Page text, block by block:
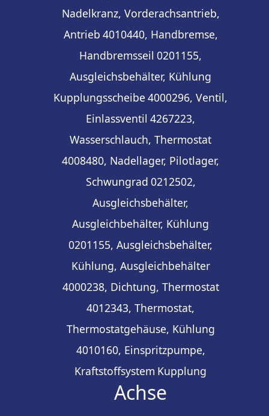
Nadelkranz, Vorderachsantrieb,
Antrieb 4010440, Handbremse,
Handbremsseil 0201155,
Ausgleichsbehälter, Kühlung
Kupplungsscheibe 4000296, Ventil,
Einlassventil 4267223,
Wasserschlauch, Thermostat
4008480, Nadellager, Pilotlager,
Schwungrad 0212502,
Ausgleichsbehälter,
Ausgleichbehälter, Kühlung
0201155, Ausgleichsbehälter,
Kühlung, Ausgleichbehälter
4000238, Dichtung, Thermostat
4012343, Thermostat,
Thermostatgehäuse, Kühlung
4010160, Einspritzpumpe,
Kraftstoffsystem Kupplung
Achse